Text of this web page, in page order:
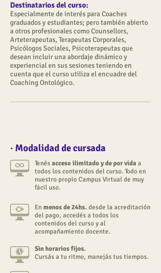
Destinatarios del curso:
Especialmente de interés para Coaches
graduados y estudiantes; pero también abierto
a otros profesionales como Counsellors,
Arteterapeutas, Terapeutas Corporales,
Psicólogos Sociales, Psicoterapeutas que
desean incluir una abordaje dinámico y
experiencial en sus sesiones teniendo en
cuenta que el curso utiliza el encuadre del
Coaching Ontológico.
· Modalidad de cursada
Tenés acceso ilimitado y de por vida a
todos los contenidos del curso. Todo en
nuestro propio Campus Virtual de muy
fácil uso.
Enmenos de 24hs. desde la acreditación
del pago, accedés a todos los
contenidos del curso y al
acompañamiento docente.
Sin horarios fijos.
Cursás a tu ritmo, manejás tus tiempos.